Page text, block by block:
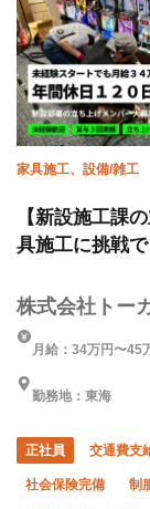
家具施工、設備/雑工
【新設施工課
具施工に挑戦
株式会社トー
月給：34万円〜45
勤務地：東海
正社員 交通費支
社会保険完備 制